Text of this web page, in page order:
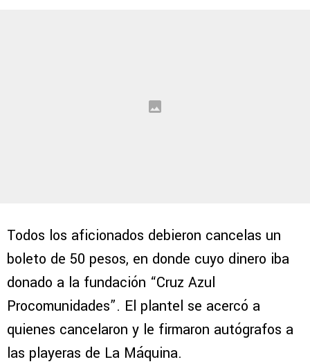
Todos los aficionados debieron cancelas un
boleto de 50 pesos, en donde cuyo dinero iba
donado a la fundación “Cruz Azul
Procomunidades”. El plantel se acercó a
quienes cancelaron y le firmaron autógrafos a
las playeras de La Máquina.